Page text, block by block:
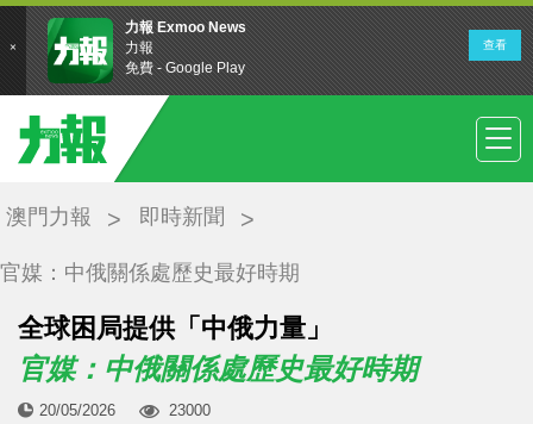
澳門力報 即時新聞
官媒：中俄關係處歷史最好時期
全球困局提供「中俄力量」
官媒：中俄關係處歷史最好時期
20/05/2026 23000